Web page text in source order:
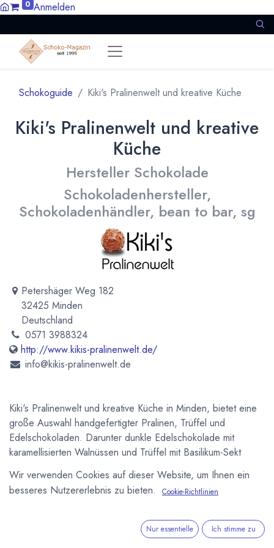
0 Anmelden
Schokoguide Kiki's Pralinenwelt und kreative Küche
Kiki's Pralinenwelt und kreative
Küche
Hersteller Schokolade
Schokoladenhersteller,
Schokoladenhändler, bean to bar, sg
Petershäger Weg 182
32425 Minden
Deutschland
0571 3988324
http://www.kikis-pralinenwelt.de/
info@kikis-pralinenwelt.de
Kiki's Pralinenwelt und kreative Küche in Minden, bietet eine
große Auswahl handgefertigter Pralinen, Trüffel und
Edelschokoladen. Darunter dunkle Edelschokolade mit
karamellisierten Walnüssen und Trüffel mit Basilikum-Sekt
Füllung. Ebenso zum Sortiment gehören selbstgekochte
Marmeladen und Chutney's. Ein Torten und Büfett Service
runden das Angebot ab. Kiki's Schokoladen direkt online
eigene Produktion im Theobroma-Cacao.de Shop
Wir verwenden Cookies auf dieser Website, um Ihnen ein
besseres Nutzererlebnis zu bieten.
Cookie-Richtlinien
Nur essentielle Ich stimme zu